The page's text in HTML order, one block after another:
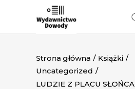
Strona główna / Książki /
Uncategorized /
LUDZIE Z PLACU SŁOŃCA